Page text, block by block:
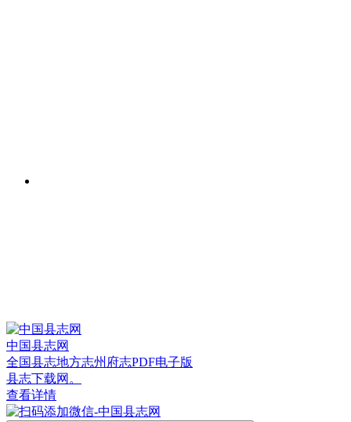
中国县志网
全国县志地方志州府志PDF电子版
县志下载网。
查看详情